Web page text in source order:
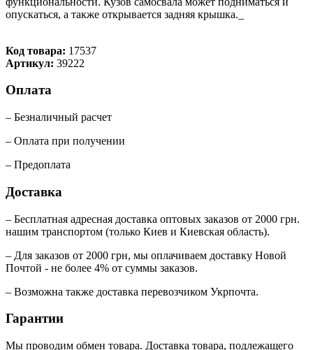
опускаться, а также открывается задняя крышка._
Код товара: 17537
Артикул: 39222
Оплата
– Безналичный расчет
– Оплата при получении
– Предоплата
Доставка
– Бесплатная адресная доставка оптовых заказов от 2000 грн.
нашим транспортом (только Киев и Киевская область).
– Для заказов от 2000 грн, мы оплачиваем доставку Новой
Почтой - не более 4% от суммы заказов.
– Возможна также доставка перевозчиком Укрпочта.
Гарантии
Мы проводим обмен товара. Доставка товара, подлежащего